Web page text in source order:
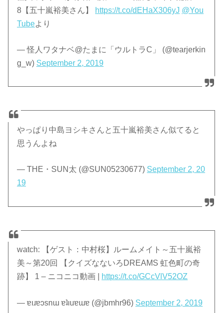
8【五十嵐裕美さん】
https://t.co/dEHaX306yJ @You
Tubeより
— 怪人ワタナベ@たまに「ウルトラC」 (@tearjerkin
g_w) September 2, 2019
やっぱり中島ヨシキさんと五十嵐裕美さん似てると
思うんよね
— THE・SUN太 (@SUN05230677) September 2, 20
19
watch: 【ゲスト：中村桜】ルームメイト～五十嵐裕
美～第20回 【クイズなないろDREAMS 虹色町の奇
跡】 1 – ニコニコ動画 |
https://t.co/GCcVlV52OZ
— ɐıɹɐɔsnɯ ɐʇıuɐɯɐ (@jbmhr96) September 2, 2019